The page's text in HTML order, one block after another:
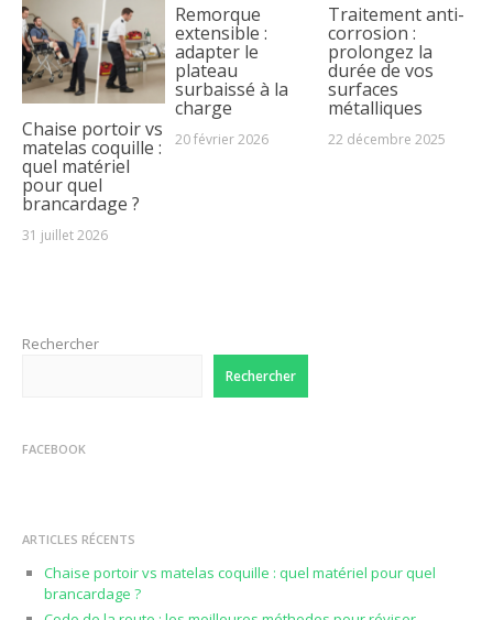
Chaise portoir vs
matelas coquille :
quel matériel
pour quel
brancardage ?
31 juillet 2026
Remorque
extensible :
adapter le
plateau
surbaissé à la
charge
20 février 2026
Traitement anti-
corrosion :
prolongez la
durée de vos
surfaces
métalliques
22 décembre 2025
Rechercher
Rechercher
FACEBOOK
ARTICLES RÉCENTS
Chaise portoir vs matelas coquille : quel matériel pour quel
brancardage ?